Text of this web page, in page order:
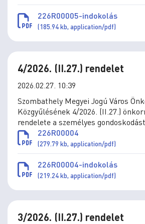
226R00005-indokolás
(185.94 kb, application/pdf)
4/2026. (II.27.) rendelet
2026.02.27. 10:39
Szombathely Megyei Jogú Város
Közgyűlésének 4/2026. (II.27.)
rendelete a személyes
és gyermekjóléti ellátások térítési
11/1993. (IV.1.) önkormányzati
226R00004
(279.79 kb, application/pdf)
226R00004-indokolás
(219.24 kb, application/pdf)
3/2026. (II.27.) rendelet